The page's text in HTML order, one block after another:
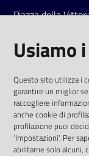
Piazza della
Tel.0522 7961
Linkedin
Usiamo
Questo sito utilizza i
garantire un miglior
raccogliere
anche cookie di
profilazione puoi
'Impostazioni'. Per
abilitarne solo alcuni,